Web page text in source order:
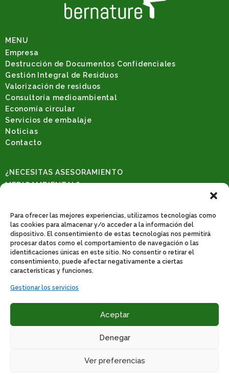
Para ofrecer las mejores experiencias, utilizamos tecnologías como
las cookies para almacenar y/o acceder a la información del
dispositivo. El consentimiento de estas tecnologías nos permitirá
procesar datos como el comportamiento de navegación o las
identificaciones únicas en este sitio. No consentir o retirar el
consentimiento, puede afectar negativamente a ciertas
características y funciones.
Gestionar los servicios
Aceptar
Denegar
Ver preferencias
MENU
Empresa
Destrucción de Documentos Confidenciales
Gestión Integral de Residuos
Valorización de residuos
Consultoría medioambiental
Economía circular
Servicios de embalaje
Noticias
Contacto
¿NECESITAS ASESORAMIENTO
MEDIOAMBIENTAL?
REDES SOCIALES
CONTACTO
Poligono industrial de catarroja. C/31, nº 522. 46470 Catarroja-Valencia.
Whatssapp: 665 170 209
Email:info@bernature.es
Política de Privacidad